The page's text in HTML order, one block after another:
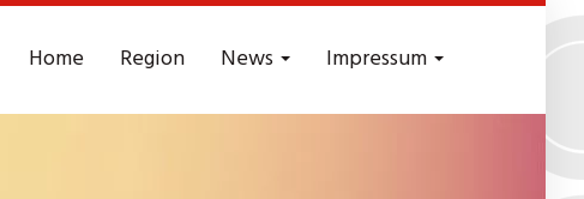
Home Region News Impressum